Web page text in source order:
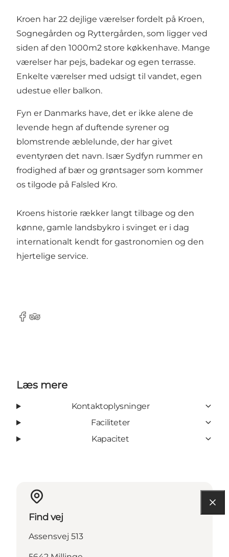
Kroen har 22 dejlige værelser fordelt på Kroen,
Sognegården og Ryttergården, som ligger ved
siden af den 1000m2 store køkkenhave. Mange
værelser har pejs, badekar og egen terrasse.
Enkelte værelser med udsigt til vandet, egen
udestue eller balkon.
Fyn er Danmarks have, det er ikke alene de
levende hegn af duftende syrener og
blomstrende æblelunde, der har givet
eventyrøen det navn. Især Sydfyn rummer en
frodighed af bær og grøntsager som kommer
os tilgode på Falsled Kro.
Kroens historie rækker langt tilbage og den
kønne, gamle landsbykro i svinget er i dag
internationalt kendt for gastronomien og den
hjertelige service.
Facebook
Tripadvisor
Læs mere
Kontaktoplysninger
Faciliteter
Kapacitet
Find vej
Assensvej 513